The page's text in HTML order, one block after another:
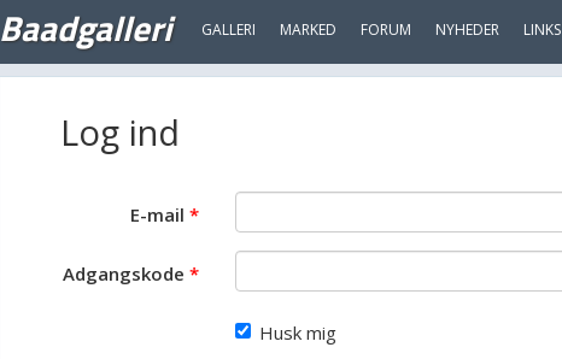
Baadgalleri GALLERI MARKED FORUM NYHEDER LINKS
Log ind
E-mail
Adgangskode
Husk mig